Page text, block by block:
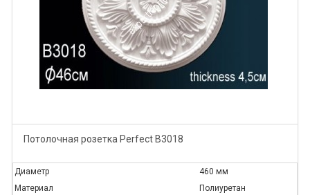
Потолочная розетка Perfect B3018
Диаметр
460 мм
Материал
Полиуретан